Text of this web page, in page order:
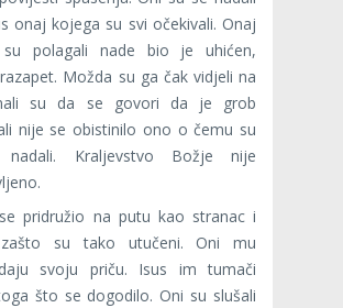
onaj kojega su svi očekivali. Onaj
polagali nade bio je uhićen,
Možda su ga čak vidjeli na
su da se govori da je grob
nije se obistinilo ono o čemu su
Kraljevstvo Božje nije
pridružio na putu kao stranac i
su tako utučeni. Oni mu
svoju priču. Isus im tumači
što se dogodilo. Oni su slušali